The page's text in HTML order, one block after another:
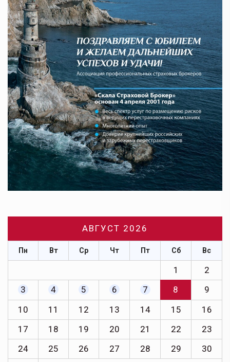
АВГУСТ 2026
Пн Вт Ср Чт Пт Сб Вс
1
2
3
4 5 6 7 8
9
10
11 12 13 14 15
16
17
18 19 20 21 22
23
24
25 26 27 28 29
30